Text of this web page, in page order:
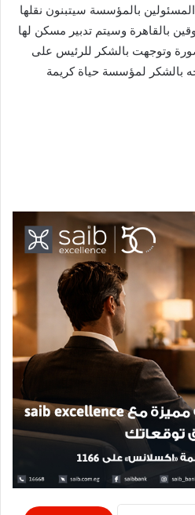
بالمؤسسة سيتبنون نقلها
بالقاهرة وسيتم تدبير مسكن لها
وتوجهت بالشكر للرئيس على
بالشكر لمؤسسة حياة كريمة